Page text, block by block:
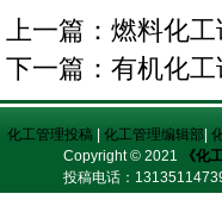
上一篇： 燃料化
下一篇： 有机化工
化工管理投稿 化工管理编辑部|
Copyright © 2021
《化
投稿电话：